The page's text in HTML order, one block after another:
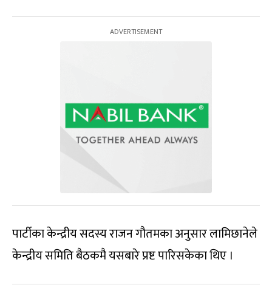
पार्टीका केन्द्रीय सदस्य राजन गौतमका अनुसार लामिछानेले
केन्द्रीय समिति बैठकमै यसबारे प्रष्ट पारिसकेका थिए ।